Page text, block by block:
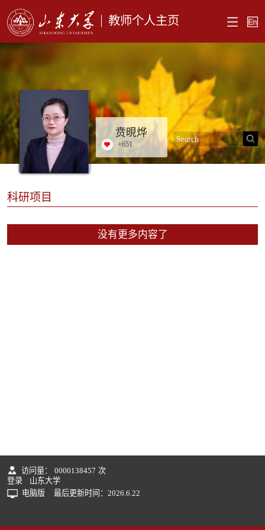
教师个人主页
贲晛烨
+651
科研项目
没有更多内容了
访问量： 0000138457 次
登录
山东大学
电脑版
最后更新时间： 2026.6.22